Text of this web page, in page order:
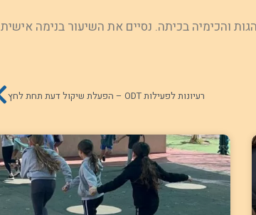
והכימיה בכיתה. נסיים את השיעור בנימה אישית
רעיונות לפעילות ODT – הפעלת שיקול דעת תחת לחץ